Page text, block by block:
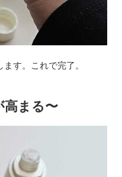
す。これで完了。
高まる〜